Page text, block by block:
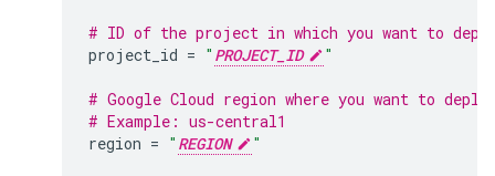
# ID of the project in which you want to
project_id = " PROJECT_ID "
# Google Cloud region where you want to
# Example: us-central1
region = " REGION "